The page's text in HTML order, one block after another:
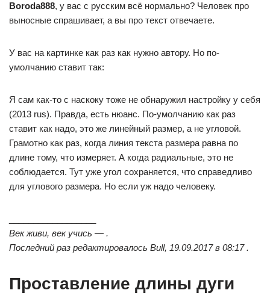
Boroda888, у вас с русским всё нормально? Человек про
выносные спрашивает, а вы про текст отвечаете.
У вас на картинке как раз как нужно автору. Но по-
умолчанию ставит так:
Я сам как-то с наскоку тоже не обнаружил настройку у себя
(2013 rus). Правда, есть нюанс. По-умолчанию как раз
ставит как надо, это же линейный размер, а не угловой.
Грамотно как раз, когда линия текста размера равна по
длине тому, что измеряет. А когда радиальные, это не
соблюдается. Тут уже угол сохраняется, что справедливо
для углового размера. Но если уж надо человеку.
Век живи, век учись — .
Последний раз редактировалось Bull, 19.09.2017 в 08:17 .
Проставление длины дуги